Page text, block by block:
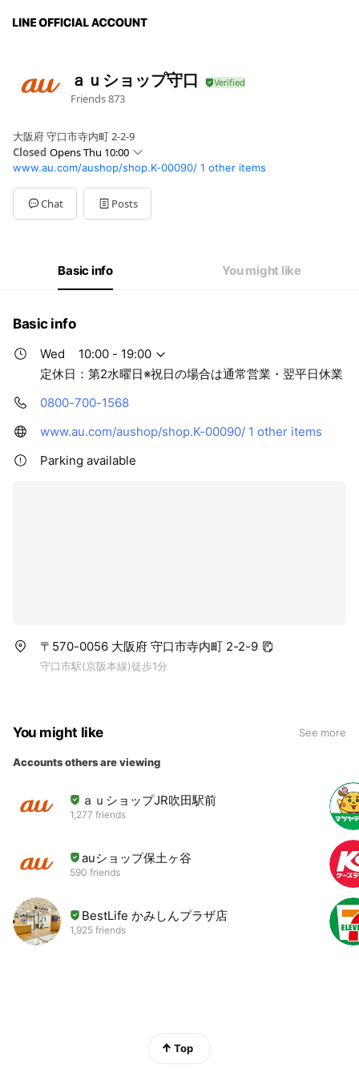
ａｕショップ守口
Friends873
大阪府 守口市寺内町 2-2-9
Closed Opens Thu 10:00
Sun10:00 - 19:00
Mon10:00 - 19:00
Tue10:00 - 19:00
Wed10:00 - 19:00
10:00 - 19:00
定休日：第2水曜日※祝日の場合は通常営業・翌平日休業
www.au.com/aushop/shop.K-00090/ 1 other items
Chat Posts
Basic info You might like
Basic info
Wed
10:00 - 19:00
定休日：第2水曜日※祝日の場合は通常営業・翌平日休業
0800-700-1568
www.au.com/aushop/shop.K-00090/ 1 other items
Parking available
〒570-0056 大阪府 守口市寺内町 2-2-9
守口市駅(京阪本線)徒歩1分
You might like See more
Accounts others are viewing
ａｕショップJR吹田駅前
1,277 friends
auショップ保土ヶ谷
590 friends
BestLife かみしんプラザ店
1,925 friends
Top